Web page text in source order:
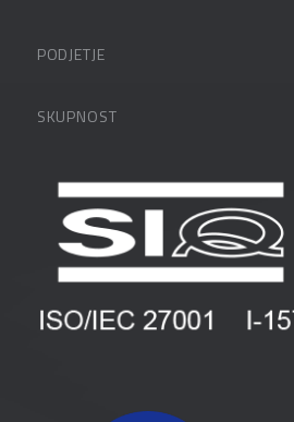
FAQ – pogosta vprašanja
PODJETJE
Zaposlitev
Vlagatelji
Pogoji in pogodbe
SKUPNOST
Blog
Spletni seminarji